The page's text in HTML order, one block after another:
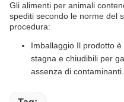
Gli alimenti per animali
spediti secondo le norme del
procedura:
Imballaggio Il prodotto
stagna e chiudibili per
assenza di contaminanti.